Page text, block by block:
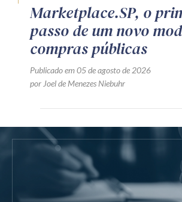
Marketplace.SP, o
passo de um novo
compras públicas
Publicado em 05 de agosto de 2026
por Joel de Menezes Niebuhr